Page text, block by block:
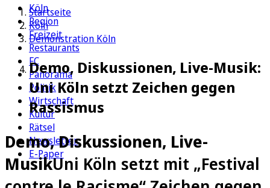
Köln
Region
Freizeit
Restaurants
FC
Panorama
Politik
Wirtschaft
Kultur
Rätsel
Newsletter
E-Paper
Startseite
Köln
Demonstration Köln
Demo, Diskussionen, Live-Musik:
Uni Köln setzt Zeichen gegen
Rassismus
Demo, Diskussionen, Live-
MusikUni Köln setzt mit „Festival